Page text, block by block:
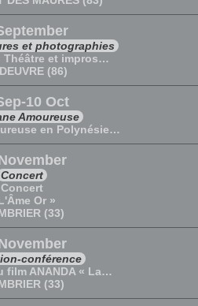
et photographies
Théâtre et impros…
(86)
10 Oct
Amoureuse
en Polynésie…
Concert
Concert
Or »
(33)
conférence
film ANANDA « La…
(33)